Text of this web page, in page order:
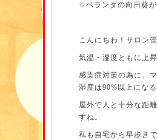
☆ベランダの向日葵
こんにちわ！サロン
気温・湿度ともに上
感染症対策の為に、
湿度は90% 以上になる
屋外で人と十分な距
すね。
私も自宅から早歩き